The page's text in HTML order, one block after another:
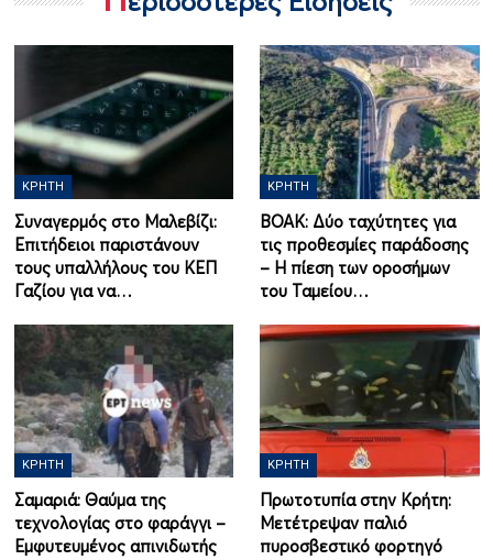
ΚΡΉΤΗ
Συναγερμός στο Μαλεβίζι:
Επιτήδειοι παριστάνουν
τους υπαλλήλους του ΚΕΠ
Γαζίου για να…
ΚΡΉΤΗ
ΒΟΑΚ: Δύο ταχύτητες για
τις προθεσμίες παράδοσης
– Η πίεση των οροσήμων
του Ταμείου…
ΚΡΉΤΗ
Σαμαριά: Θαύμα της
τεχνολογίας στο φαράγγι –
Εμφυτευμένος απινιδωτής
ΚΡΉΤΗ
Πρωτοτυπία στην Κρήτη:
Μετέτρεψαν παλιό
πυροσβεστικό φορτηγό